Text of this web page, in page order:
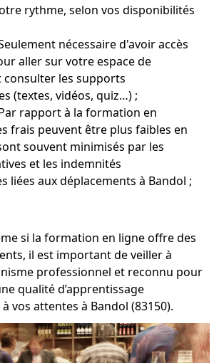
rythme, selon vos disponibilités
nécessaire d'avoir accès
aller sur votre espace de
les supports
(textes, vidéos, quiz…) ;
rapport à la formation en
frais peuvent être plus faibles en
souvent minimisés par les
et les indemnités
liées aux déplacements à Bandol ;
si la formation en ligne offre des
il est important de veiller à
professionnel et reconnu pour
qualité d’apprentissage
vos attentes à Bandol (83150).